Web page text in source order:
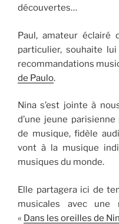
découvertes…
Paul, amateur éclairé
particulier, souhaite
recommandations
de Paulo.
Nina s’est jointe à
d’une jeune
de musique, fidèle
vont à la musique
musiques du monde.
Elle partagera ici de
musicales avec une
« Dans les oreilles de